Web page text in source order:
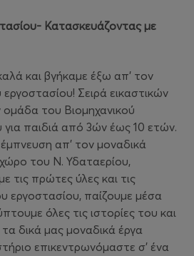
Κατασκευάζοντας με
και βγήκαμε έξω απ’ τον
Σειρά εικαστικών
του Βιομηχανικού
παιδιά από 3ών έως 10 ετών.
απ' τον μοναδικά
του Ν. Υδαταερίου,
τις πρώτες ύλες και τις
εργοστασίου, παίζουμε μέσα
όλες τις ιστορίες του και
δικά μας μοναδικά έργα
επικεντρωνόμαστε σ' ένα